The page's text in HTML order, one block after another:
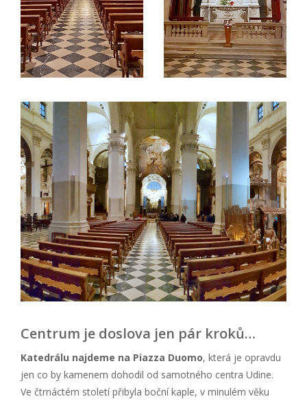
Centrum je doslova jen pár kroků…
Katedrálu najdeme na Piazza Duomo, která je opravdu
jen co by kamenem dohodil od samotného centra Udine.
Ve čtrnáctém století přibyla boční kaple, v minulém věku